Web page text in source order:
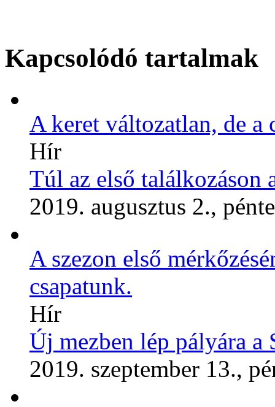
Kapcsolódó tartalmak
A keret változatlan, de a
Hír
Túl az első találkozáson
2019. augusztus 2.,
A szezon első
csapatunk.
Hír
Új mezben lép pályára a
2019. szeptember 13.,